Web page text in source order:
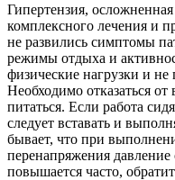
Гипертензия,
комплексного лечения и
не развились симптомы
режимы отдыха и
физические нагрузки и
Необходимо отказаться
питаться. Если работа
следует вставать и
бывает, что при
перенапряжения
повышается часто,